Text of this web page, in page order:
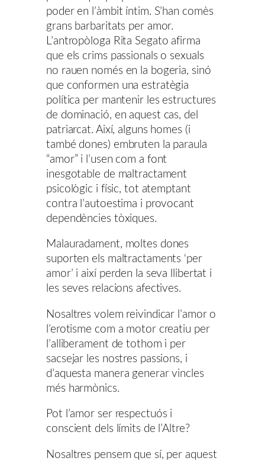
poder en l’àmbit íntim. S’han comès
grans barbaritats per amor.
L’antropòloga Rita Segato afirma
que els crims passionals o sexuals
no rauen només en la bogeria, sinó
que conformen una estratègia
política per mantenir les estructures
de dominació, en aquest cas, del
patriarcat. Així, alguns homes (i
també dones) embruten la paraula
“amor” i l’usen com a font
inesgotable de maltractament
psicològic i físic, tot atemptant
contra l’autoestima i provocant
dependències tòxiques.
Malauradament, moltes dones
suporten els maltractaments ‘per
amor’ i així perden la seva llibertat i
les seves relacions afectives.
Nosaltres volem reivindicar l’amor o
l’erotisme com a motor creatiu per
l’alliberament de tothom i per
sacsejar les nostres passions, i
d’aquesta manera generar vincles
més harmònics.
Pot l’amor ser respectuós i
conscient dels límits de l’Altre?
Nosaltres pensem que sí, per aquest